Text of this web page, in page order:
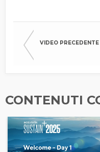
ECOVADIS
VIDEO PRECEDENTE
CONTENUTI